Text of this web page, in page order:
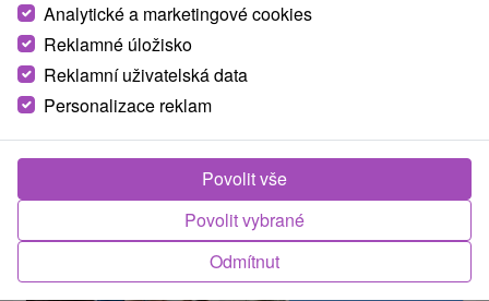
Zvýhodněný pobyt DR.SENIOR: Relax s
léčivou termální vodou
Lázně Trenčianske Teplice
Od 6 Nocí
Plná Penze
Komplexní léčebný pobyt pro seniory 60+ s plnou
penzí, lékařským vyšetřením, denními procedurami,
vstupy do bazénu a bonusovými slevami.
Analytické a marketingové cookies
Reklamné úložisko
Reklamní uživatelská data
Personalizace reklam
Odmítnut
Povolit vybrané
Povolit vše